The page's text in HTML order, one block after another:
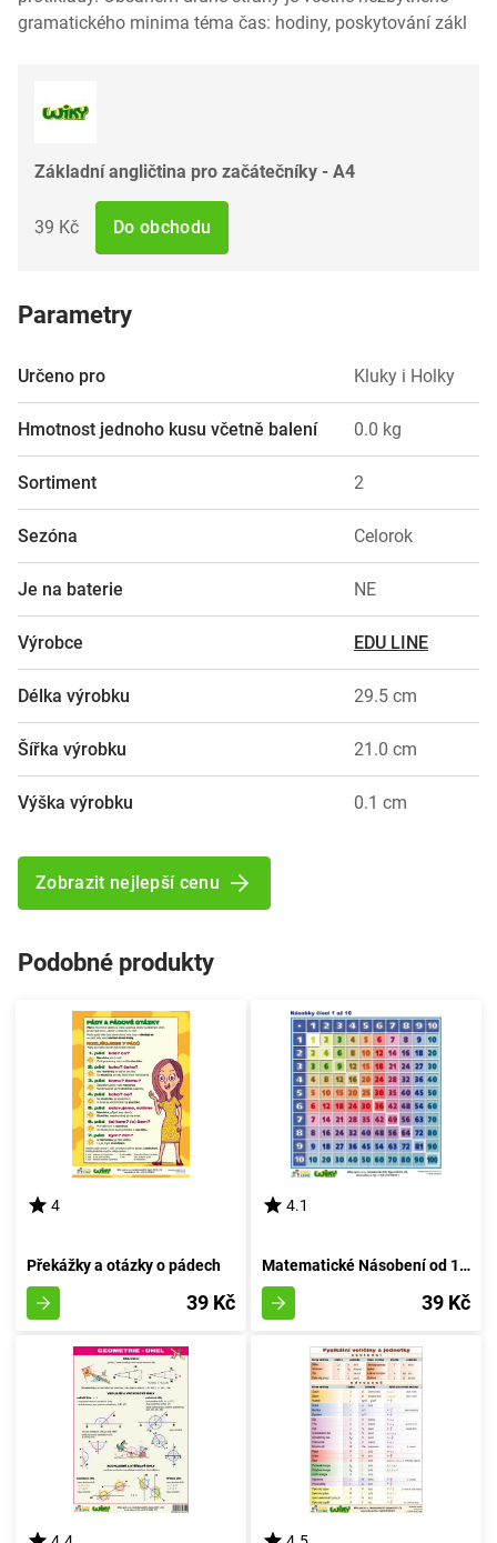
gramatického minima téma čas: hodiny, poskytování zákl
Základní angličtina pro začátečníky - A4
39 Kč Do obchodu
Parametry
Určeno pro Kluky i Holky
Hmotnost jednoho kusu včetně balení 0.0 kg
Sortiment 2
Sezóna Celorok
Je na baterie NE
Výrobce EDU LINE
Délka výrobku 29.5 cm
Šířka výrobku 21.0 cm
Výška výrobku 0.1 cm
Zobrazit nejlepší cenu
Podobné produkty
4
Překážky a otázky o pádech
39 Kč
4.1
Matematické Násobení od 1 do 10 - A4
39 Kč